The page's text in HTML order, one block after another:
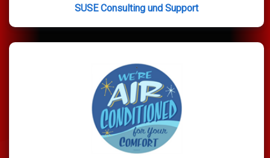
SUSE Consulting und Support